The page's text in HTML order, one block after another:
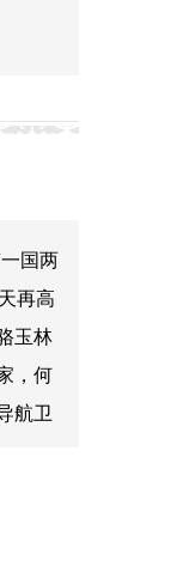
地区
国台
国两
再高
玉林
，何
航卫